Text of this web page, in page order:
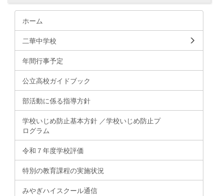
ホーム
二華中学校
年間行事予定
公立高校ガイドブック
部活動に係る指導方針
学校いじめ防止基本方針 ／学校いじめ防止プ
ログラム
令和７年度学校評価
特別の教育課程の実施状況
みやぎハイスクール通信